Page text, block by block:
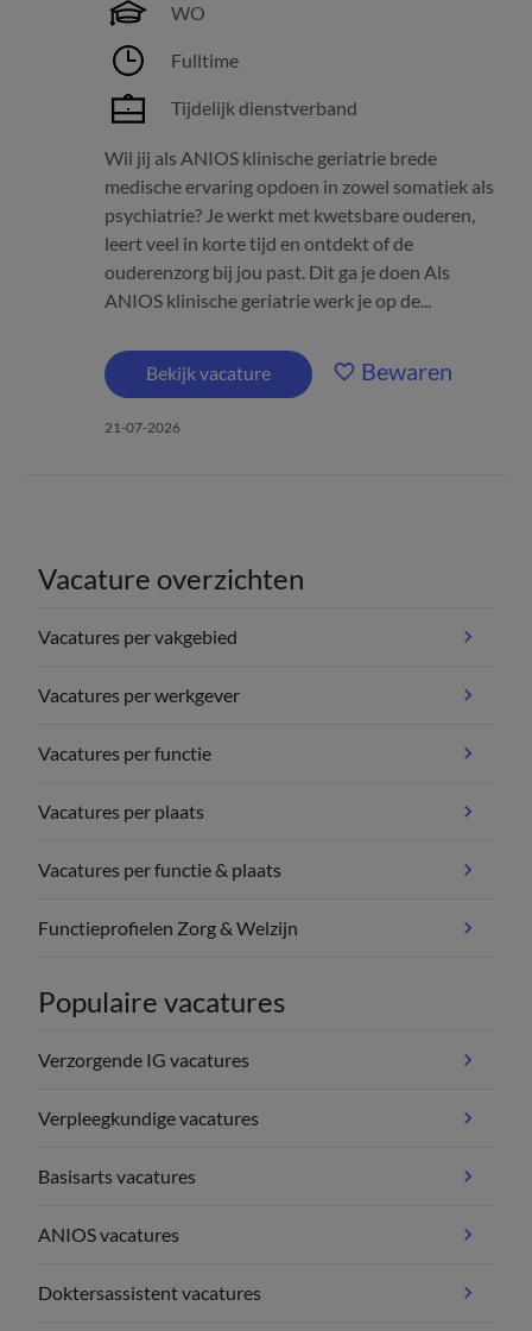
WO
Fulltime
Tijdelijk dienstverband
Wil jij als ANIOS klinische geriatrie brede
medische ervaring opdoen in zowel somatiek als
psychiatrie? Je werkt met kwetsbare ouderen,
leert veel in korte tijd en ontdekt of de
ouderenzorg bij jou past. Dit ga je doen Als
ANIOS klinische geriatrie werk je op de...
Bekijk vacature Bewaren
21-07-2026
Vacature overzichten
Vacatures per vakgebied
Vacatures per werkgever
Vacatures per functie
Vacatures per plaats
Vacatures per functie & plaats
Functieprofielen Zorg & Welzijn
Populaire vacatures
Verzorgende IG vacatures
Verpleegkundige vacatures
Basisarts vacatures
ANIOS vacatures
Doktersassistent vacatures